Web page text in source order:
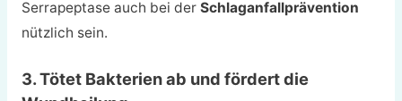
Serrapeptase auch bei der Schlaganfallprävention
nützlich sein.
3. Tötet Bakterien ab und fördert die